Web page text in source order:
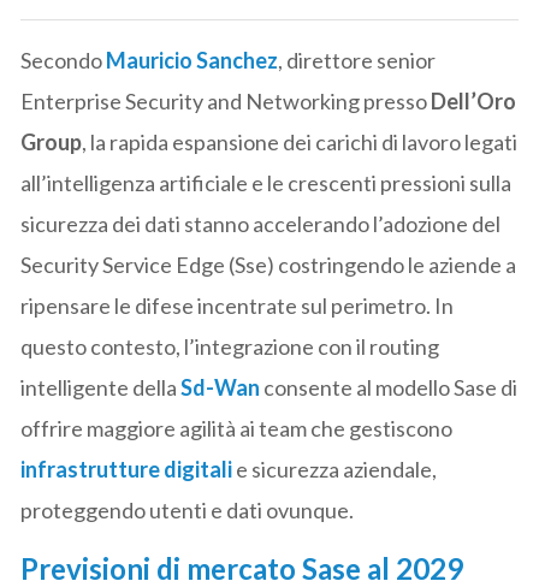
SecondoMauricio Sanchez, direttore senior
Enterprise Security and Networking pressoDell’Oro
Group, la rapida espansione dei carichi di lavoro legati
all’intelligenza artificiale e le crescenti pressioni sulla
sicurezza dei dati stanno accelerando l’adozione del
Security Service Edge (Sse) costringendo le aziende a
ripensare le difese incentrate sul perimetro. In
questo contesto, l’integrazione con il routing
intelligente dellaSd-Wan consente al modello Sase di
offrire maggiore agilità ai team che gestiscono
infrastrutture digitalie sicurezza aziendale,
proteggendo utenti e dati ovunque.
Previsioni di mercato Sase al 2029